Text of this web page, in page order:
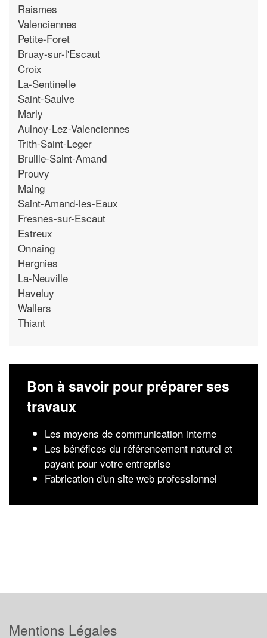
Raismes
Valenciennes
Petite-Foret
Bruay-sur-l'Escaut
Croix
La-Sentinelle
Saint-Saulve
Marly
Aulnoy-Lez-Valenciennes
Trith-Saint-Leger
Bruille-Saint-Amand
Prouvy
Maing
Saint-Amand-les-Eaux
Fresnes-sur-Escaut
Estreux
Onnaing
Hergnies
La-Neuville
Haveluy
Wallers
Thiant
Bon à savoir pour préparer ses
travaux
Les moyens de communication interne
Les bénéfices du référencement naturel et
payant pour votre entreprise
Fabrication d'un site web professionnel
Mentions Légales